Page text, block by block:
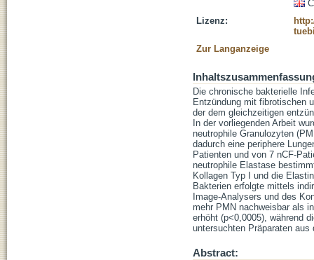
Lizenz:
Zur Langanzeige
Die chronische bakterielle
Entzündung mit fibrotischen
der dem gleichzeitigen
In der vorliegenden Arbeit
neutrophile Granulozyten
dadurch eine periphere
Patienten und von 7 nCF-
neutrophile Elastase
Kollagen Typ I und die
Bakterien erfolgte mittels
Image-Analysers und des
mehr PMN nachweisbar als
erhöht (p<0,0005), während
untersuchten Präparaten aus
Abstract: